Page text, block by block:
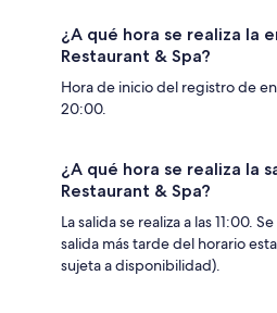
¿A qué hora se realiza la
Restaurant & Spa?
Hora de inicio del registro de
20:00.
¿A qué hora se realiza la
Restaurant & Spa?
La salida se realiza a las 11:00.
salida más tarde del horario
sujeta a disponibilidad).